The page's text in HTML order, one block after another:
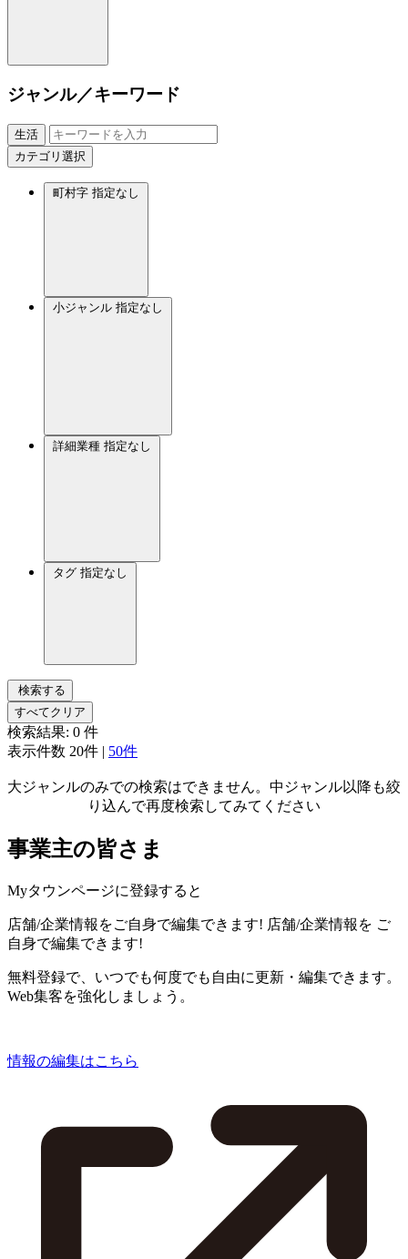
ジャンル／キーワード
生活
カテゴリ選択
町村字 指定なし
小ジャンル 指定なし
詳細業種 指定なし
タグ 指定なし
検索する
すべてクリア
検索結果: 0 件
表示件数 20件 | 50件
大ジャンルのみでの検索はできません。中ジャンル以降も絞
り込んで再度検索してみてください
事業主の皆さま
Myタウンページに登録すると
店舗/企業情報をご自身で編集できます! 店舗/企業情報を ご
自身で編集できます!
無料登録で、いつでも何度でも自由に更新・編集できます。
Web集客を強化しましょう。
情報の編集はこちら